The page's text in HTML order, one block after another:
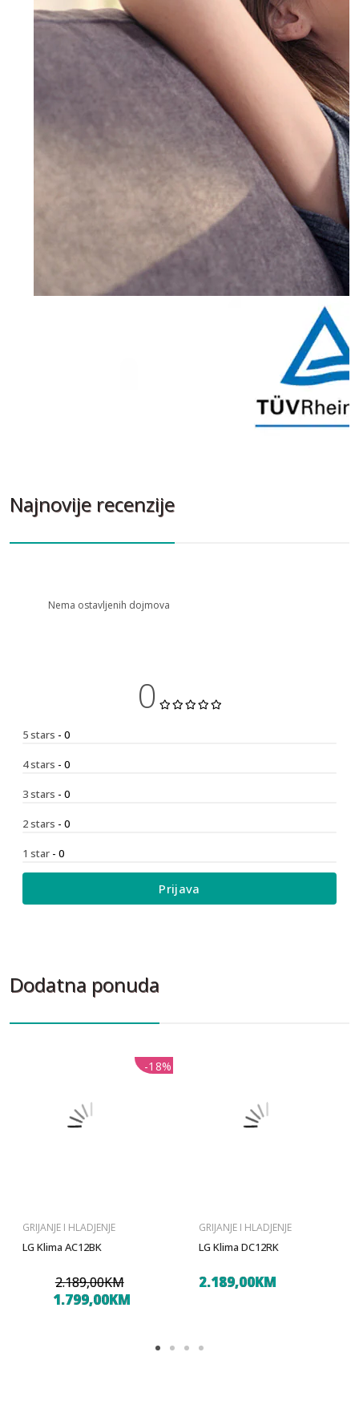
Plasmaster™Ionizer+
Eliminira
vašem
Previous
Najnovije recenzije
Nema ostavljenih dojmova
0
5 stars - 0
4 stars - 0
3 stars - 0
2 stars - 0
1 star - 0
Prijava
Dodatna ponuda
-18%
-18%
GRIJANJE I HLADJENJE
LG Klima AC12BK
2.189,00KM
1.799,00KM
GRIJANJE I HLADJENJE
LG Klima DC12RK
2.189,00KM